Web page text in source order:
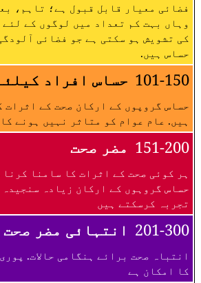
فضائی معیار قابل قبول ہے؛ تاہم،
وہاں بہت کم تعداد میں لوگوں کے لئے
کی تشویش ہو سکتی ہے جو فضائی
حساس ہیں.
101-150 حساس افراد
حساس گروپوں کے ارکان صحت کے اثرات
ہیں. عام عوام کو متاثر نہیں ہونے
151-200 مضر صحت
ہر کوئی صحت کے اثرات کا سامنا
حساس گروہوں کے ارکان زیادہ سنجیدہ
تجربہ کرسکتے ہیں
201-300 انتہائی مضر صحت
انتباہ صحت برائے ہنگامی حالات.
کا امکان ہے